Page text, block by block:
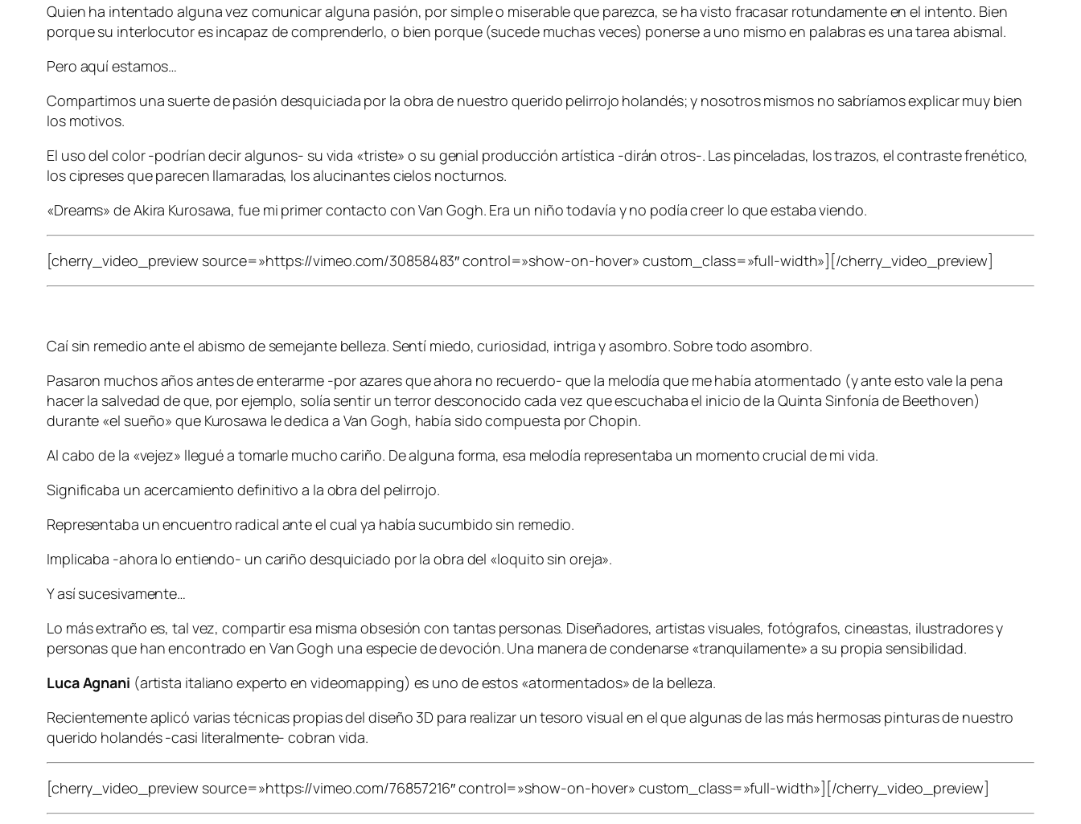
Quien ha intentado alguna vez comunicar alguna pasión, por simple o miserable que parezca, se ha visto fracasar rotundamente en el intento. Bien
porque su interlocutor es incapaz de comprenderlo, o bien porque (sucede muchas veces) ponerse a uno mismo en palabras es una tarea abismal.
Pero aquí estamos…
Compartimos una suerte de pasión desquiciada por la obra de nuestro querido pelirrojo holandés; y nosotros mismos no sabríamos explicar muy bien
los motivos.
El uso del color -podrían decir algunos- su vida «triste» o su genial producción artística -dirán otros-. Las pinceladas, los trazos, el contraste frenético,
los cipreses que parecen llamaradas, los alucinantes cielos nocturnos.
«Dreams» de Akira Kurosawa, fue mi primer contacto con Van Gogh. Era un niño todavía y no podía creer lo que estaba viendo.
[cherry_video_preview source=»https://vimeo.com/30858483″ control=»show-on-hover» custom_class=»full-width»][/cherry_video_preview]
Caí sin remedio ante el abismo de semejante belleza. Sentí miedo, curiosidad, intriga y asombro. Sobre todo asombro.
Pasaron muchos años antes de enterarme -por azares que ahora no recuerdo- que la melodía que me había atormentado (y ante esto vale la pena
hacer la salvedad de que, por ejemplo, solía sentir un terror desconocido cada vez que escuchaba el inicio de la Quinta Sinfonía de Beethoven)
durante «el sueño» que Kurosawa le dedica a Van Gogh, había sido compuesta por Chopin.
Al cabo de la «vejez» llegué a tomarle mucho cariño. De alguna forma, esa melodía representaba un momento crucial de mi vida.
Significaba un acercamiento definitivo a la obra del pelirrojo.
Representaba un encuentro radical ante el cual ya había sucumbido sin remedio.
Implicaba -ahora lo entiendo- un cariño desquiciado por la obra del «loquito sin oreja».
Y así sucesivamente…
Lo más extraño es, tal vez, compartir esa misma obsesión con tantas personas. Diseñadores, artistas visuales, fotógrafos, cineastas, ilustradores y
personas que han encontrado en Van Gogh una especie de devoción. Una manera de condenarse «tranquilamente» a su propia sensibilidad.
Luca Agnani (artista italiano experto en videomapping) es uno de estos «atormentados» de la belleza.
Recientemente aplicó varias técnicas propias del diseño 3D para realizar un tesoro visual en el que algunas de las más hermosas pinturas de nuestro
querido holandés -casi literalmente- cobran vida.
[cherry_video_preview source=»https://vimeo.com/76857216″ control=»show-on-hover» custom_class=»full-width»][/cherry_video_preview]